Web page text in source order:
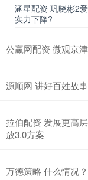
涵星配资 巩晓彬2
实力下降?
公赢网配资 微观京
源顺网 讲好百姓故
拉伯配资 发展更高
放3.0方案
万德策略 什么情况